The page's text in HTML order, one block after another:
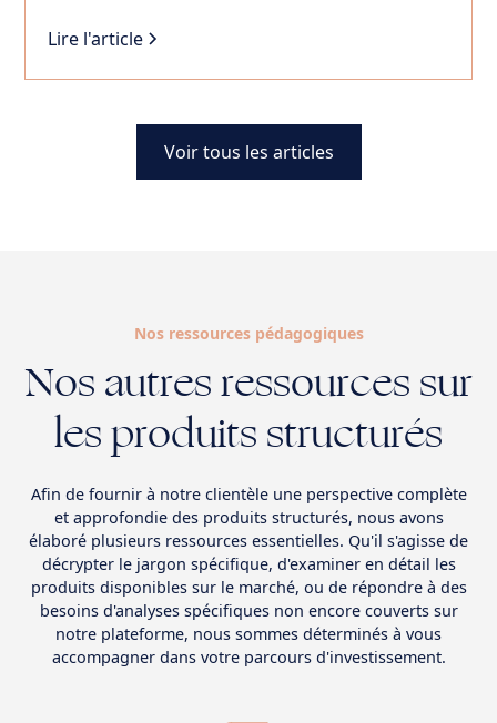
Lire l'article
Voir tous les articles
Nos ressources pédagogiques
Nos autres ressources sur
les produits structurés
Afin de fournir à notre clientèle une perspective complète
et approfondie des produits structurés, nous avons
élaboré plusieurs ressources essentielles. Qu'il s'agisse de
décrypter le jargon spécifique, d'examiner en détail les
produits disponibles sur le marché, ou de répondre à des
besoins d'analyses spécifiques non encore couverts sur
notre plateforme, nous sommes déterminés à vous
accompagner dans votre parcours d'investissement.